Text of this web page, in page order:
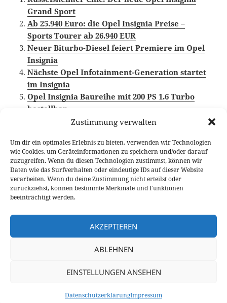
Zustimmung verwalten
Um dir ein optimales Erlebnis zu bieten, verwenden wir Technologien
wie Cookies, um Geräteinformationen zu speichern und/oder darauf
zuzugreifen. Wenn du diesen Technologien zustimmst, können wir
Daten wie das Surfverhalten oder eindeutige IDs auf dieser Website
verarbeiten. Wenn du deine Zustimmung nicht erteilst oder
zurückziehst, können bestimmte Merkmale und Funktionen
beeinträchtigt werden.
AKZEPTIEREN
ABLEHNEN
EINSTELLUNGEN ANSEHEN
DatenschutzerklärungImpressum
Grand Sport
Ab 25.940 Euro: die Opel Insignia Preise –
Sports Tourer ab 26.940 EUR
Neuer Biturbo-Diesel feiert Premiere im Opel
Insignia
Nächste Opel Infotainment-Generation startet
im Insignia
Opel Insignia Baureihe mit 200 PS 1.6 Turbo
bestellbar
Veröffentlicht
am
26. Januar 2018 Autor
Fabian Meßner Kategorien
News Schlagwörter
Opel, Opel
Insignia
Beitragsnavigation
VORHERIGER
Vorheriger
Beitrag:
Citroen C3 Aircross PureTech 110 EAT6
Fahrbericht
Skyactiv-X: 30 Prozent effizienter und
Datenschutzerklärung Stolz präsentiert von WordPress